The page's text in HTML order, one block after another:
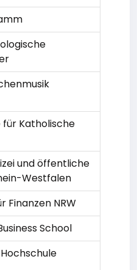
für Katholische
und öffentliche
Westfalen
Finanzen NRW
School